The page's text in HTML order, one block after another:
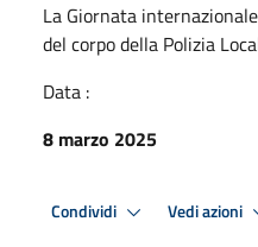
La Giornata
del corpo della Polizia
Data :
8 marzo 2025
Condividi Vedi azioni